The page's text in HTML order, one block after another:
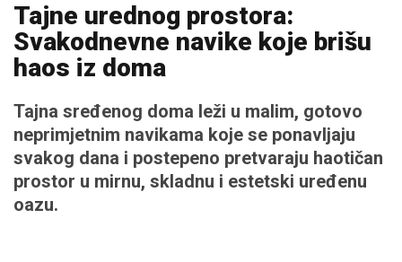
Tajne urednog prostora:
Svakodnevne navike koje brišu
haos iz doma
Tajna sređenog doma leži u malim, gotovo
neprimjetnim navikama koje se ponavljaju
svakog dana i postepeno pretvaraju haotičan
prostor u mirnu, skladnu i estetski uređenu
oazu.